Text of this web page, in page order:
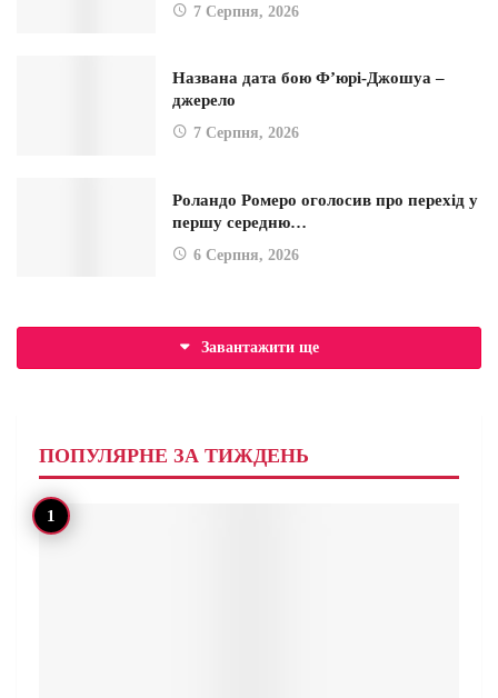
7 Серпня, 2026
Названа дата бою Ф’юрі-Джошуа –
джерело
7 Серпня, 2026
Роландо Ромеро оголосив про перехід у
першу середню…
6 Серпня, 2026
Завантажити ще
ПОПУЛЯРНЕ ЗА ТИЖДЕНЬ